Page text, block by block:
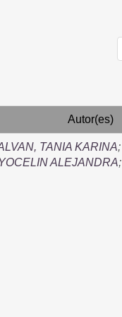
Autor(es)
TANIA KARINA;
ALEJANDRA;